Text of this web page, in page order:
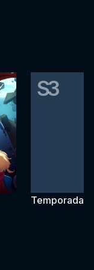
S3
Temporada 3